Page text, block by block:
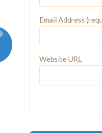
Email Address
Website URL